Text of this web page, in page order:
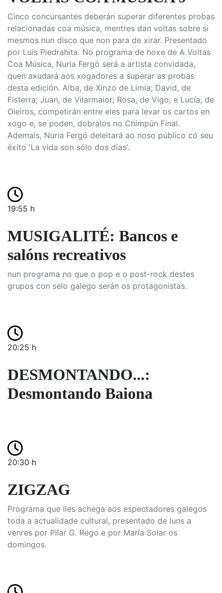
Cinco concursantes deberán superar diferentes probas
relacionadas coa música, mentres dan voltas sobre si
mesmos nun disco que non para de xirar. Presentado
por Luís Piedrahita. No programa de hoxe de A Voltas
Coa Música, Nuria Fergó será a artista convidada,
quen axudará aos xogadores a superar as probas
desta edición. Alba, de Xinzo de Limia; David, de
Fisterra; Juan, de Vilarmaior; Rosa, de Vigo, e Lucía, de
Oleiros, competirán entre eles para levar os cartos en
xogo e, se poden, dobralos no Chimpún Final.
Ademais, Nuria Fergó deleitará ao noso público có seu
éxito 'La vida son sólo dos días'.
19:55 h
MUSIGALITÉ: Bancos e
salóns recreativos
nun programa no que o pop e o post-rock destes
grupos con selo galego serán os protagonistas.
20:25 h
DESMONTANDO...:
Desmontando Baiona
20:30 h
ZIGZAG
Programa que lles achega aos espectadores galegos
toda a actualidade cultural, presentado de luns a
venres por Pilar G. Rego e por María Solar os
domingos.